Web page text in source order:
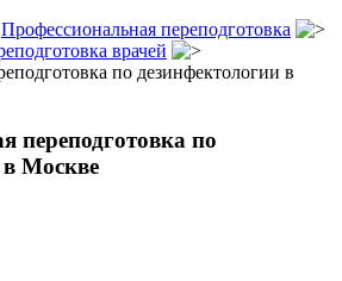
Профессиональная переподготовка
врачей
по дезинфектологии в
переподготовка по
в Москве